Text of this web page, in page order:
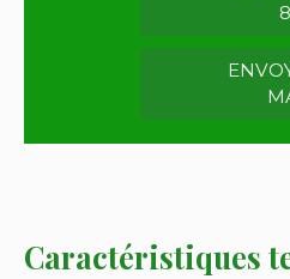
Caractéristiques